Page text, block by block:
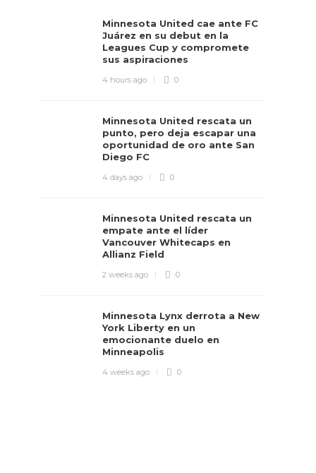
Minnesota United cae ante FC
Juárez en su debut en la
Leagues Cup y compromete
sus aspiraciones
4 hours ago 0
Minnesota United rescata un
punto, pero deja escapar una
oportunidad de oro ante San
Diego FC
4 days ago 0
Minnesota United rescata un
empate ante el líder
Vancouver Whitecaps en
Allianz Field
2 weeks ago 0
Minnesota Lynx derrota a New
York Liberty en un
emocionante duelo en
Minneapolis
4 weeks ago 0